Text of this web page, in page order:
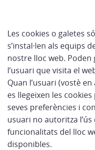
Les cookies o galetes
s’instal·len als equips
nostre lloc web.
l’usuari que visita el
Quan l’usuari (vostè
es llegeixen les
seves preferències i
usuari no autoritza
funcionalitats del lloc
disponibles.